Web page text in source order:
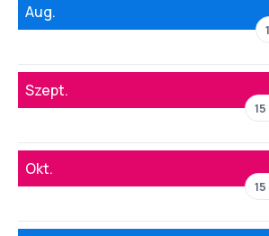
Aug.
Szept.
Okt.